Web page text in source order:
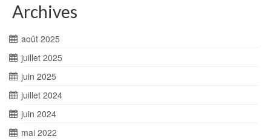
Archives
août 2025
juillet 2025
juin 2025
juillet 2024
juin 2024
mai 2022